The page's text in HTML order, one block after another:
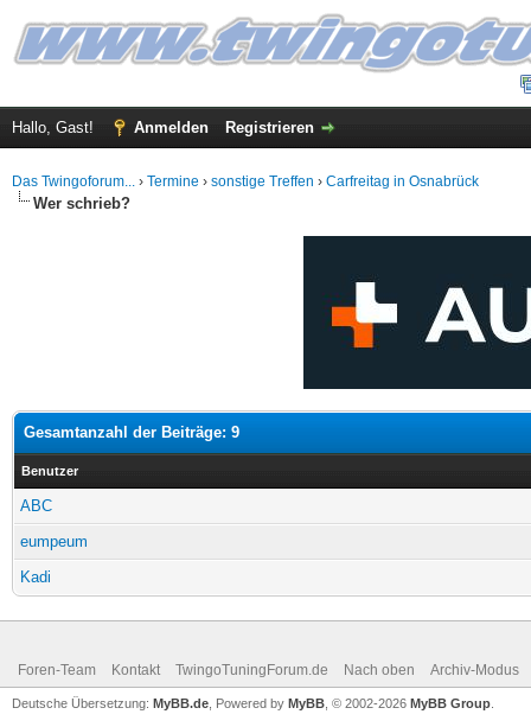
Hallo, Gast! Anmelden Registrieren
Das Twingoforum... › Termine › sonstige Treffen › Carfreitag in Osnabrück
Wer schrieb?
Gesamtanzahl der Beiträge: 9
Benutzer
ABC
eumpeum
Kadi
Foren-Team Kontakt TwingoTuningForum.de Nach oben Archiv-Modus
Deutsche Übersetzung: MyBB.de , Powered by MyBB , © 2002-2026 MyBB Group